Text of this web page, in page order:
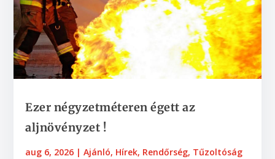
Ezer négyzetméteren égett az
aljnövényzet !
aug 6, 2026 |Ajánló, Hírek, Rendőrség, Tűzoltóság